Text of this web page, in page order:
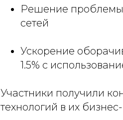
Решение проблемы
сетей
Ускорение
1.5% с
Участники получили
технологий в их